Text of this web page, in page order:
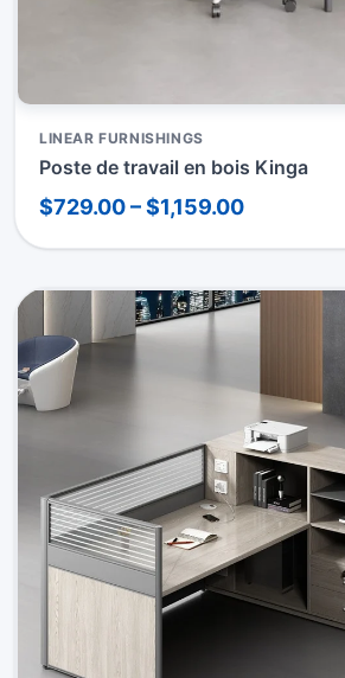
LINEAR FURNISHINGS
Poste de travail en bois Kinga
$729.00 – $1,159.00